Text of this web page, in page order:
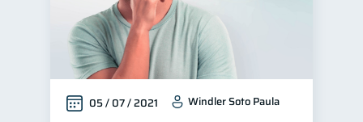
Vacaciones 2 Inversiones
Cuenta Inactiva 1
Finanzas Personales 1
Finanzas en Pareja 1
05 / 07 / 2021 Windler Soto Paula